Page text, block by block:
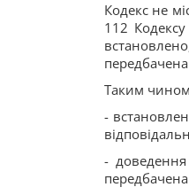
Кодекс не
112
Таким
-
-